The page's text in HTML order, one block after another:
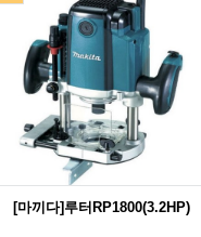
[마끼다]루터RP1800(3.2HP)